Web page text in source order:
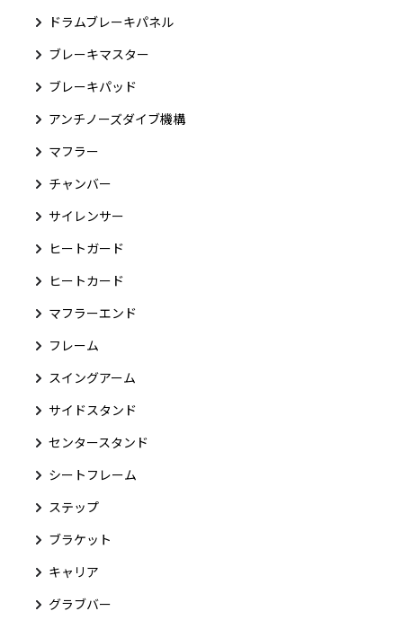
ドラムブレーキパネル
ブレーキマスター
ブレーキパッド
アンチノーズダイブ機構
マフラー
チャンバー
サイレンサー
ヒートガード
ヒートカード
マフラーエンド
フレーム
スイングアーム
サイドスタンド
センタースタンド
シートフレーム
ステップ
ブラケット
キャリア
グラブバー